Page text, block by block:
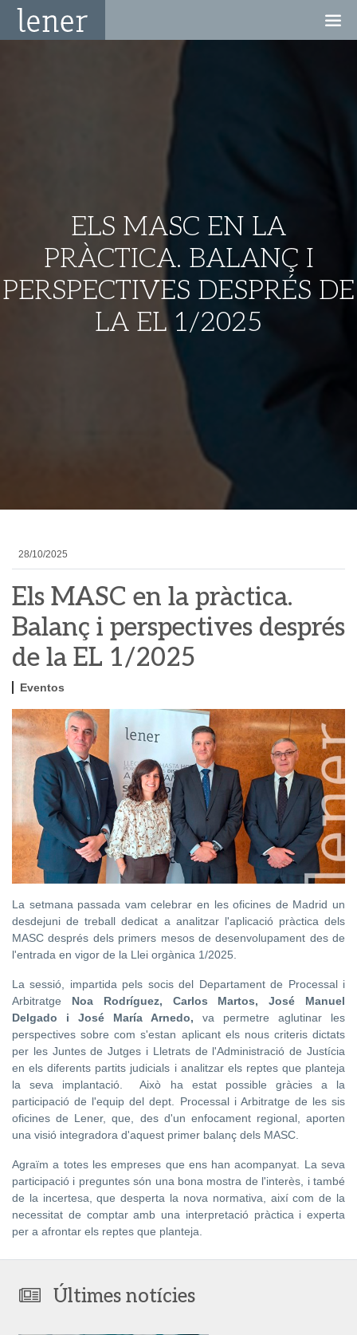
ELS MASC EN LA
PRÀCTICA. BALANÇ I
PERSPECTIVES DESPRÉS DE
LA EL 1/2025
28/10/2025
Els MASC en la pràctica.
Balanç i perspectives després
de la EL 1/2025
Eventos
La setmana passada vam celebrar en les oficines de Madrid un
desdejuni de treball dedicat a analitzar l'aplicació pràctica dels
MASC després dels primers mesos de desenvolupament des de
l'entrada en vigor de la Llei orgànica 1/2025.
La sessió, impartida pels socis del Departament de Processal i
Arbitratge Noa Rodríguez, Carlos Martos, José Manuel
Delgado i José María Arnedo, va permetre aglutinar les
perspectives sobre com s'estan aplicant els nous criteris dictats
per les Juntes de Jutges i Lletrats de l'Administració de Justícia
en els diferents partits judicials i analitzar els reptes que planteja
la seva implantació. Això ha estat possible gràcies a la
participació de l'equip del dept. Processal i Arbitratge de les sis
oficines de Lener, que, des d'un enfocament regional, aporten
una visió integradora d'aquest primer balanç dels MASC.
Agraïm a totes les empreses que ens han acompanyat. La seva
participació i preguntes són una bona mostra de l'interès, i també
de la incertesa, que desperta la nova normativa, així com de la
necessitat de comptar amb una interpretació pràctica i experta
per a afrontar els reptes que planteja.
Últimes notícies